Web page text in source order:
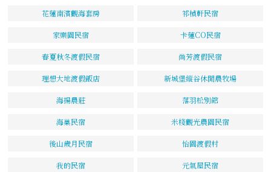
花蓮南濱觀海套房 祁楨軒民宿
家樂園民宿 卡蓮CO民宿
春夏秋冬渡假民宿 尚芳渡假民宿
理想大地渡假飯店 新城堡縱谷休閒農牧場
海揚農莊 落羽松別館
海巢民宿 米棧觀光農園民宿
後山歲月民宿 怡園渡假村
我的民宿 元氣屋民宿